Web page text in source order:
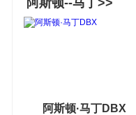
阿斯顿--马丁>>
阿斯顿·马丁DBX